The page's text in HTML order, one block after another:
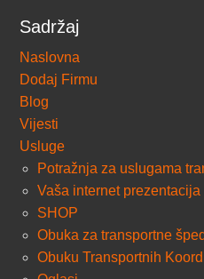
Sadržaj
Naslovna
Dodaj Firmu
Blog
Vijesti
Usluge
Potražnja za uslugama
Vaša internet
SHOP
Obuka za transportne
Obuku Transportnih